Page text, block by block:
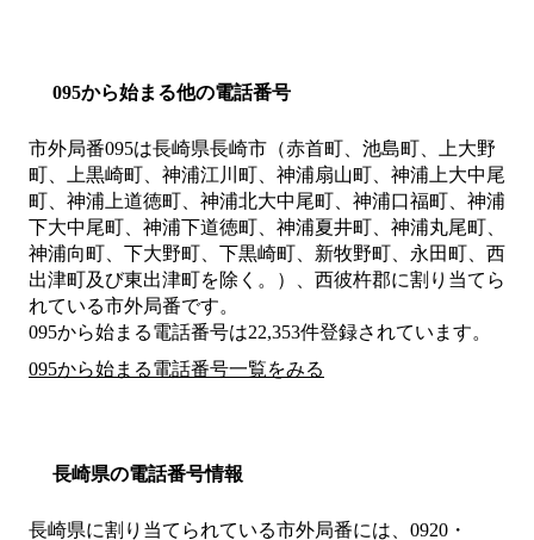
095から始まる他の電話番号
市外局番095は長崎県長崎市（赤首町、池島町、上大野
町、上黒崎町、神浦江川町、神浦扇山町、神浦上大中尾
町、神浦上道徳町、神浦北大中尾町、神浦口福町、神浦
下大中尾町、神浦下道徳町、神浦夏井町、神浦丸尾町、
神浦向町、下大野町、下黒崎町、新牧野町、永田町、西
出津町及び東出津町を除く。）、西彼杵郡に割り当てら
れている市外局番です。
095から始まる電話番号は22,353件登録されています。
095から始まる電話番号一覧をみる
長崎県の電話番号情報
長崎県に割り当てられている市外局番には、0920・